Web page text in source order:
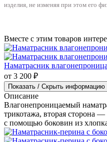
изделия, не изменяя при этом его
Вместе с этим товаров
Наматрасник
от 3 200 ₽
Показать / Скрыть информацию
Описание
Влагонепроницаемый
трикотажа, вторая сторона
с помощью боковин из